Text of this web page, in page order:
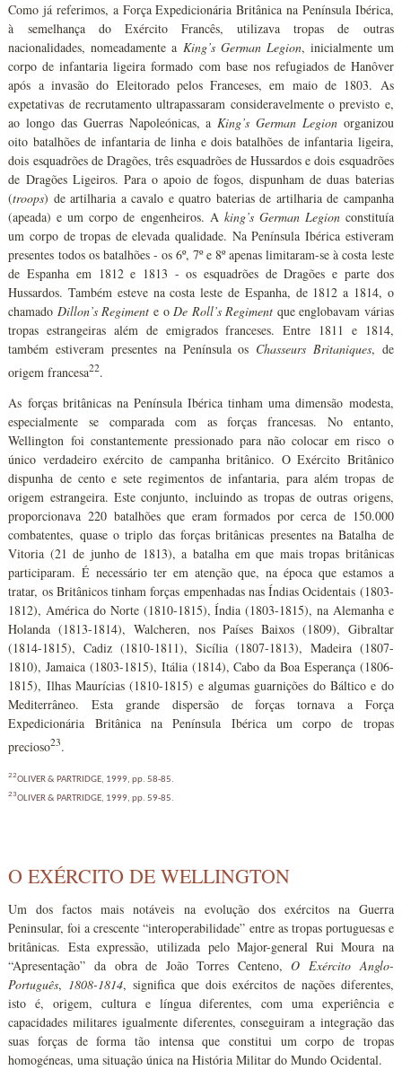
Como já referimos, a Força Expedicionária Britânica na Península Ibérica,
à semelhança do Exército Francês, utilizava tropas de outras
nacionalidades, nomeadamente a King’s German Legion, inicialmente um
corpo de infantaria ligeira formado com base nos refugiados de Hanôver
após a invasão do Eleitorado pelos Franceses, em maio de 1803. As
expetativas de recrutamento ultrapassaram consideravelmente o previsto e,
ao longo das Guerras Napoleónicas, aKing’s German Legionorganizou
oito batalhões de infantaria de linha e dois batalhões de infantaria ligeira,
dois esquadrões de Dragões, três esquadrões de Hussardos e dois esquadrões
de Dragões Ligeiros. Para o apoio de fogos, dispunham de duas baterias
(troops) de artilharia a cavalo e quatro baterias de artilharia de campanha
(apeada) e um corpo de engenheiros. A king’s German Legionconstituía
um corpo de tropas de elevada qualidade. Na Península Ibérica estiveram
presentes todos os batalhões - os 6º, 7º e 8º apenas limitaram-se à costa leste
de Espanha em 1812 e 1813 - os esquadrões de Dragões e parte dos
Hussardos. Também esteve na costa leste de Espanha, de 1812 a 1814, o
chamado Dillon’s Regiment e oDe Roll’s Regiment que englobavam várias
tropas estrangeiras além de emigrados franceses. Entre 1811 e 1814,
também estiveram presentes na Península os Chasseurs Britaniques, de
origem francesa22.
As forças britânicas na Península Ibérica tinham uma dimensão modesta,
especialmente se comparada com as forças francesas. No entanto,
Wellington foi constantemente pressionado para não colocar em risco o
único verdadeiro exército de campanha britânico. O Exército Britânico
dispunha de cento e sete regimentos de infantaria, para além tropas de
origem estrangeira. Este conjunto, incluindo as tropas de outras origens,
proporcionava 220 batalhões que eram formados por cerca de 150.000
combatentes, quase o triplo das forças britânicas presentes na Batalha de
Vitoria (21 de junho de 1813), a batalha em que mais tropas britânicas
participaram. É necessário ter em atenção que, na época que estamos a
tratar, os Britânicos tinham forças empenhadas nas Índias Ocidentais (1803-
1812), América do Norte (1810-1815), Índia (1803-1815), na Alemanha e
Holanda (1813-1814), Walcheren, nos Países Baixos (1809), Gibraltar
(1814-1815), Cadiz (1810-1811), Sicília (1807-1813), Madeira (1807-
1810), Jamaica (1803-1815), Itália (1814), Cabo da Boa Esperança (1806-
1815), Ilhas Maurícias (1810-1815) e algumas guarnições do Báltico e do
Mediterrâneo. Esta grande dispersão de forças tornava a Força
Expedicionária Britânica na Península Ibérica um corpo de tropas
precioso23.
22OLIVER & PARTRIDGE, 1999, pp. 58-85.
23OLIVER & PARTRIDGE, 1999, pp. 59-85.
O EXÉRCITO DE WELLINGTON
Um dos factos mais notáveis na evolução dos exércitos na Guerra
Peninsular, foi a crescente “interoperabilidade” entre as tropas portuguesas e
britânicas. Esta expressão, utilizada pelo Major-general Rui Moura na
“Apresentação” da obra de João Torres Centeno,O Exército Anglo-
Português, 1808-1814, significa que dois exércitos de nações diferentes,
isto é, origem, cultura e língua diferentes, com uma experiência e
capacidades militares igualmente diferentes, conseguiram a integração das
suas forças de forma tão intensa que constitui um corpo de tropas
homogéneas, uma situação única na História Militar do Mundo Ocidental.